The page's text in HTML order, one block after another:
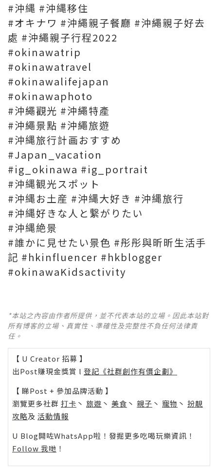
#沖縄 #沖縄移住
#オキナワ #沖繩親子餐廳 #沖繩親子好去
處 #沖繩親子行程2022
#okinawatrip
#okinawatravel
#okinawalifejapan
#okinawaphoto
#沖繩觀光 #沖繩特產
#沖繩景點 #沖繩旅遊
#沖縄旅行計画おすすめ
#Japan_vacation
#ig_okinawa #ig_portrait
#沖縄観光スポット
#沖縄お土産 #沖縄大好き #沖縄旅行
#沖縄好きな人と繋がりたい
#沖縄絶景
#誰かに見せたい景色 #彤彤與昕昕生活手
記 #hkinfluencer #hkblogger
#okinawaKidsactivity
*本站之內容由作者所提供，並不代表本站的立場。因此本站對
所有博客的立場、真實性、準確性及完整性不負任何法律責
任。
【 U Creator 招募 】
出Post賺現金獎賞 l 登記《社群創作有價企劃》
【 睇Post + 參加品牌活動 】
瀏覽更多社群 打卡 丶 旅遊 丶 美食 丶 親子 丶 寵物 丶 扮靚
攻略及 活動情報
U Blog開咗WhatsApp啦！發掘更多吃喝玩樂資訊！
Follow 我哋 ！